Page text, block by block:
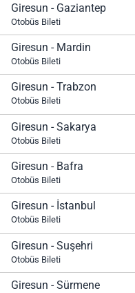
Giresun - Gaziantep
Otobüs Bileti
Giresun - Mardin
Otobüs Bileti
Giresun - Trabzon
Otobüs Bileti
Giresun - Sakarya
Otobüs Bileti
Giresun - Bafra
Otobüs Bileti
Giresun - İstanbul
Otobüs Bileti
Giresun - Suşehri
Otobüs Bileti
Giresun - Sürmene